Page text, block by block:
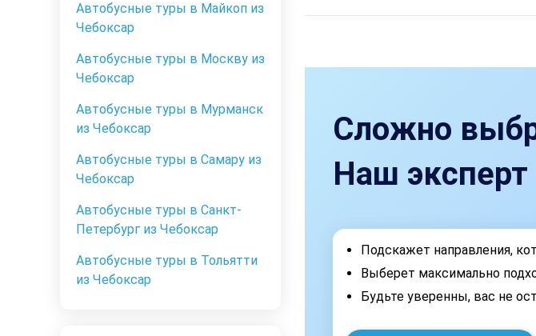
Автобусные туры в Майкоп из
Чебоксар
Автобусные туры в Москву из
Чебоксар
Автобусные туры в Мурманск
из Чебоксар
Автобусные туры в Самару из
Чебоксар
Автобусные туры в Санкт-
Петербург из Чебоксар
Автобусные туры в Тольятти
из Чебоксар
Сложно
Наш
Подскажет направления,
Выберет максимально
Будьте уверенны, вас не